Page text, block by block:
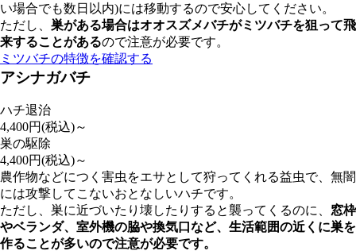
い場合でも数日以内)には移動するので安心してください。
ただし、 巣がある場合はオオスズメバチがミツバチを狙って飛
来することがあるので注意が必要です。
ミツバチの特徴を確認する
アシナガバチ
ハチ退治
4,400円(税込)～
巣の駆除
4,400円(税込)～
農作物などにつく害虫をエサとして狩ってくれる益虫で、無闇
には攻撃してこないおとなしいハチです。
ただし、巣に近づいたり壊したりすると襲ってくるのに、 窓枠
やベランダ、室外機の脇や換気口など、 生活範囲の近くに巣を
作ることが多いので注意が必要です。